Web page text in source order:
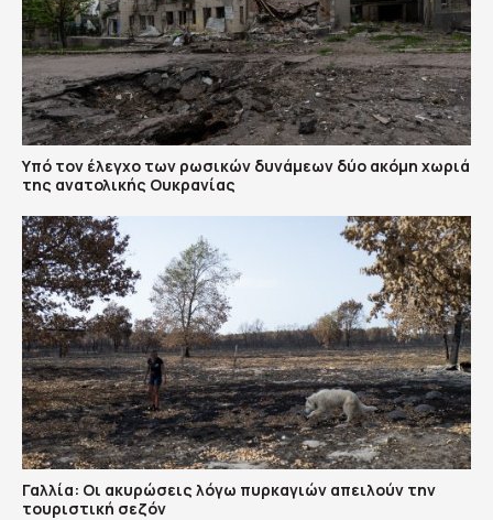
Υπό τον έλεγχο των ρωσικών δυνάμεων δύο ακόμη χωριά
της ανατολικής Ουκρανίας
Γαλλία: Οι ακυρώσεις λόγω πυρκαγιών απειλούν την
τουριστική σεζόν